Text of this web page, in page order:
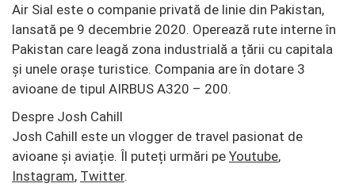
Air Sial este o companie privată de linie din Pakistan,
lansată pe 9 decembrie 2020. Operează rute interne în
Pakistan care leagă zona industrială a țării cu capitala
și unele orașe turistice. Compania are în dotare 3
avioane de tipul AIRBUS A320 – 200.
Despre Josh Cahill
Josh Cahill este un vlogger de travel pasionat de
avioane și aviație. Îl puteți urmări pe Youtube,
Instagram, Twitter.